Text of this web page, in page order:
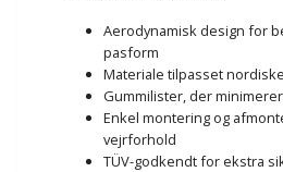
Aerodynamisk design for
pasform
Materiale tilpasset
Gummilister, der
Enkel montering og
vejrforhold
TÜV-godkendt for ekstra